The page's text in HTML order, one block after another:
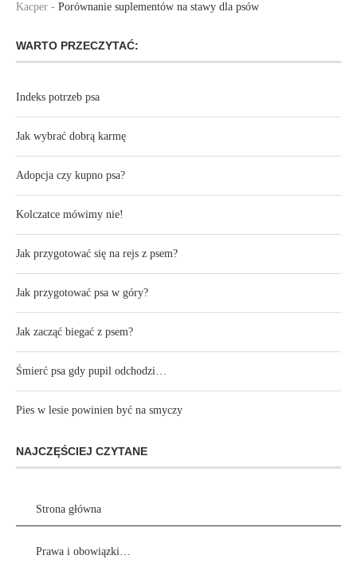
Kacper - Porównanie suplementów na stawy dla psów
WARTO PRZECZYTAĆ:
Indeks potrzeb psa
Jak wybrać dobrą karmę
Adopcja czy kupno psa?
Kolczatce mówimy nie!
Jak przygotować się na rejs z psem?
Jak przygotować psa w góry?
Jak zacząć biegać z psem?
Śmierć psa gdy pupil odchodzi…
Pies w lesie powinien być na smyczy
NAJCZĘŚCIEJ CZYTANE
Strona główna
Prawa i obowiązki…